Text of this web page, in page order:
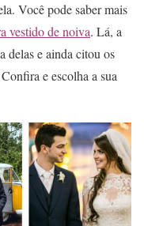
Você pode saber mais
vestido de noiva. Lá, a
delas e ainda citou os
e escolha a sua